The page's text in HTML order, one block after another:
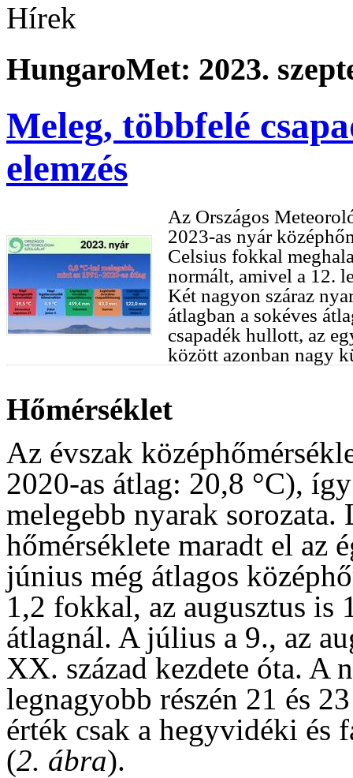
Hírek
HungaroMet: 2023.
Meleg, többfelé
elemzés
Az Országos
2023-as nyár
Celsius fokkal
normált, amivel a 12.
Két nagyon száraz
átlagban a sokéves
csapadék hullott, az
között azonban nagy
Hőmérséklet
Az évszak
2020-as átlag: 20,8 °C),
melegebb nyarak
hőmérséklete maradt el az
június még átlagos
1,2 fokkal, az augusztus
átlagnál. A július a 9., az
XX. század kezdete óta. A
legnagyobb részén 21 és
érték csak a hegyvidéki és
(2. ábra).